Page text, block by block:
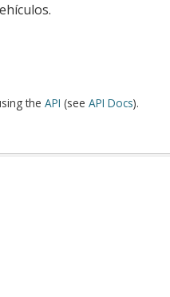
the API (see API Docs).